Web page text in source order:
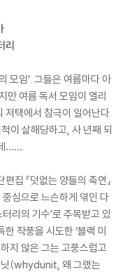
리
모임’. 그들은 여름마다 아
만 여름 독서 모임이 열리
저택에서 참극이 일어난다.
이 살해당하고, 사 년째 되
…….
집 『덧없는 양들의 축연』
중심으로 느슨하게 엮인 다
리의 기수’로 주목받고 있
작풍을 시도한 ‘블랙 미
지 않은 그는 고풍스럽고
닛(whydunit, 왜 그랬는